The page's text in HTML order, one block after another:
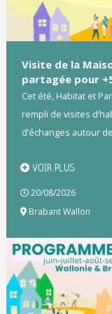
Visite de la
partagée pour
Cet été, Habitat et
rempli de visites
d’échanges autour
VOIR PLUS
20/08/2026
Brabant Wallon